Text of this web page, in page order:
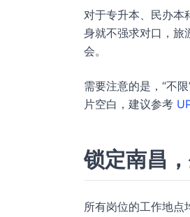
对于专升本、民办本
身就不强求对口，旅
会。
需要注意的是，“不
片空白，建议参考
锁定南昌
所有岗位的工作地点